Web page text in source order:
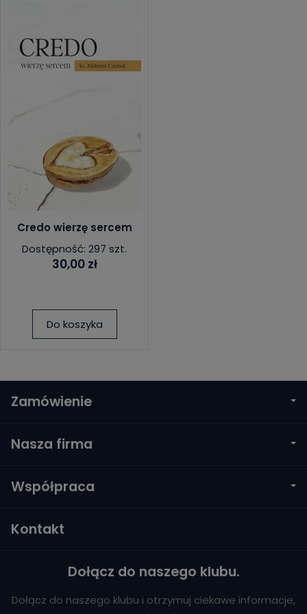
Credo wierzę sercem
Dostępność: 297 szt.
30,00 zł
Do koszyka
Zamówienie
Nasza firma
Współpraca
Kontakt
Dołącz do naszego klubu.
Dołącz do naszego klubu i otrzymuj ciekawe informacje,